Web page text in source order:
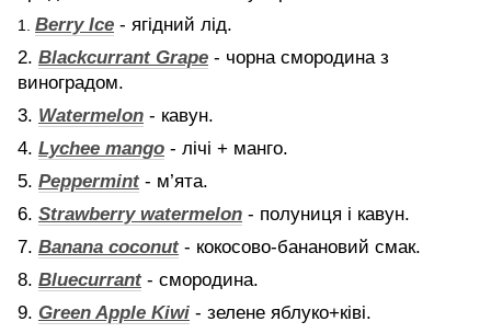
1. Berry Ice - ягідний лід.
2. Blackcurrant Grape - чорна смородина з
виноградом.
3. Watermelon - кавун.
4. Lychee mango - лічі + манго.
5. Peppermint- м’ята.
6. Strawberry watermelon - полуниця і кавун.
7. Banana coconut- кокосово-банановий смак.
8. Bluecurrant- смородина.
9. Green Apple Kiwi - зелене яблуко+ківі.